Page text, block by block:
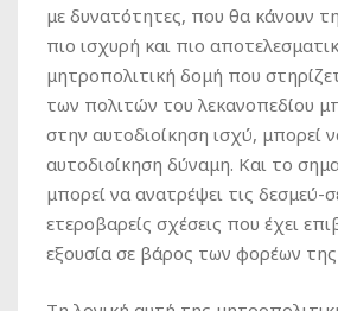
με δυνατότητες, που θα κάνουν
πιο ισχυρή και πιο
μητροπολιτική δομή που
των πολιτών του λεκανοπεδίου
στην αυτοδιοίκηση ισχύ, μπορεί
αυτοδιοίκηση δύναμη. Και το
μπορεί να ανατρέψει τις δεσμεύ-
ετεροβαρείς σχέσεις που έχει
εξουσία σε βάρος των φορέων